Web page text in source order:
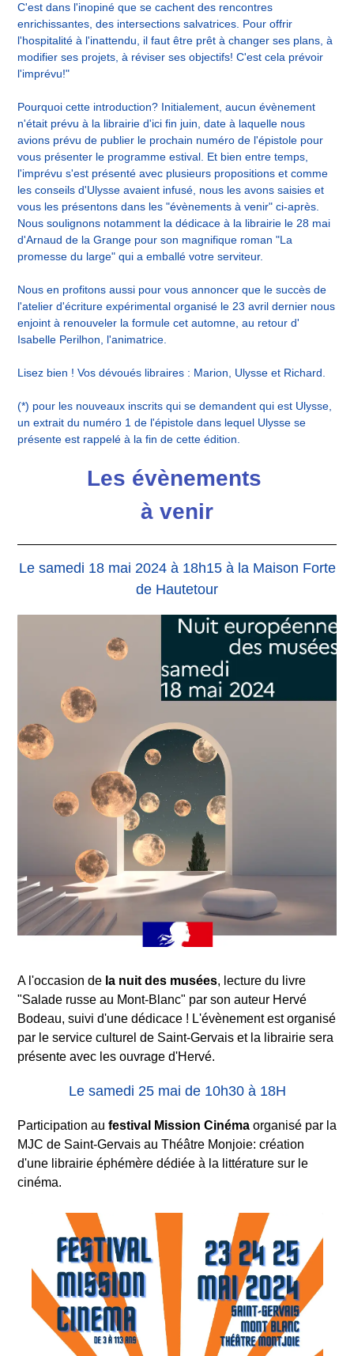
C'est dans l'inopiné que se cachent des rencontres
enrichissantes, des intersections salvatrices. Pour offrir
l'hospitalité à l'inattendu, il faut être prêt à changer ses plans, à
modifier ses projets, à réviser ses objectifs! C'est cela prévoir
l'imprévu!"
Pourquoi cette introduction? Initialement, aucun évènement
n'était prévu à la librairie d'ici fin juin, date à laquelle nous
avions prévu de publier le prochain numéro de l'épistole pour
vous présenter le programme estival. Et bien entre temps,
l'imprévu s'est présenté avec plusieurs propositions et comme
les conseils d'Ulysse avaient infusé, nous les avons saisies et
vous les présentons dans les "évènements à venir" ci-après.
Nous soulignons notamment la dédicace à la librairie le 28 mai
d'Arnaud de la Grange pour son magnifique roman "La
promesse du large" qui a emballé votre serviteur.
Nous en profitons aussi pour vous annoncer que le succès de
l'atelier d'écriture expérimental organisé le 23 avril dernier nous
enjoint à renouveler la formule cet automne, au retour d'
Isabelle Perilhon, l'animatrice.
Lisez bien ! Vos dévoués libraires : Marion, Ulysse et Richard.
(*) pour les nouveaux inscrits qui se demandent qui est Ulysse,
un extrait du numéro 1 de l'épistole dans lequel Ulysse se
présente est rappelé à la fin de cette édition.
Les évènements
à venir
Le samedi 18 mai 2024 à 18h15 à la Maison Forte
de Hautetour
A l'occasion de la nuit des musées, lecture du livre
"Salade russe au Mont-Blanc" par son auteur Hervé
Bodeau, suivi d'une dédicace ! L'évènement est organisé
par le service culturel de Saint-Gervais et la librairie sera
présente avec les ouvrage d'Hervé.
Le samedi 25 mai de 10h30 à 18H
Participation au festival Mission Cinéma organisé par la
MJC de Saint-Gervais au Théâtre Monjoie: création
d'une librairie éphémère dédiée à la littérature sur le
cinéma.